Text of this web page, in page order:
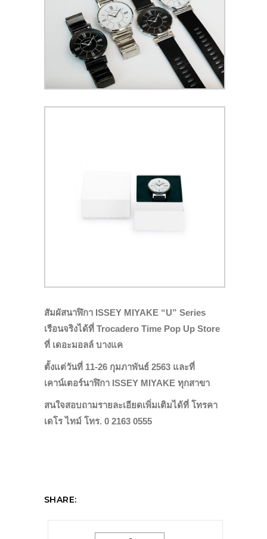
สัมผัสนาฬิกา ISSEY MIYAKE “U” Series
เรือนจริงได้ที่ Trocadero Time Pop Up Store
ที่ เดอะมอลล์ บางแค
ตั้งแต่วันที่ 11-26 กุมภาพันธ์ 2563 และที่
เคาน์เตอร์นาฬิกา ISSEY MIYAKE ทุกสาขา
สนใจสอบถามรายละเอียดเพิ่มเติมได้ที่ โทรคา
เดโร ไทม์ โทร. 0 2163 0555
SHARE: